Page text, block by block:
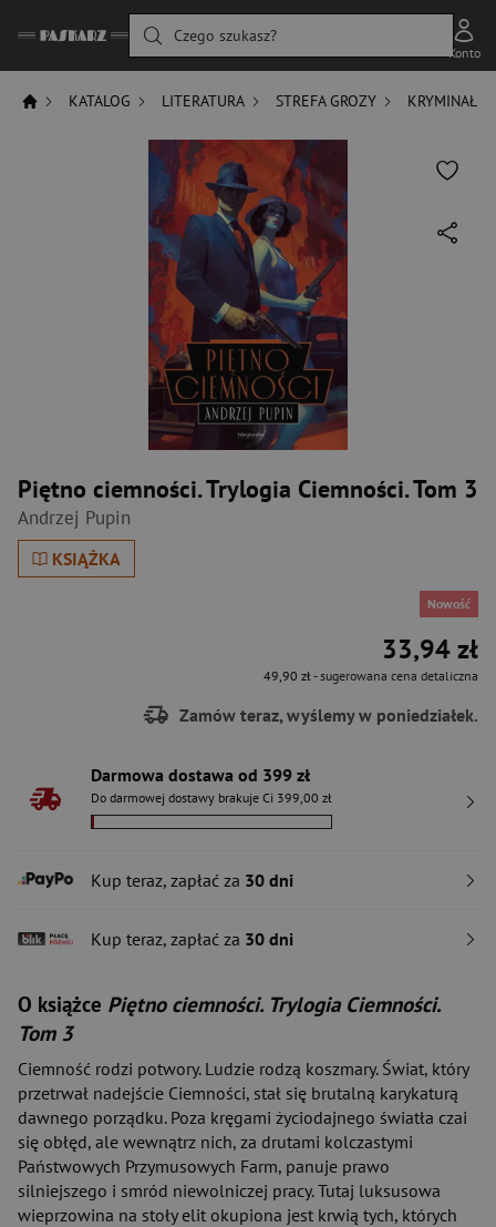
Czego szukasz?
Konto
KATALOG LITERATURA STREFA GROZY KRYMINAŁ
Piętno ciemności. Trylogia Ciemności. Tom 3
Andrzej Pupin
KSIĄŻKA
Nowość
33,94 zł
49,90 zł- sugerowana cena detaliczna
Zamów teraz, wyślemy w poniedziałek.
Darmowa dostawa od 399 zł
Do darmowej dostawy brakuje Ci 399,00 zł
Kup teraz, zapłać za 30 dni
Kup teraz, zapłać za 30 dni
O książce Piętno ciemności. Trylogia Ciemności.
Tom 3
Ciemność rodzi potwory. Ludzie rodzą koszmary. Świat, który
przetrwał nadejście Ciemności, stał się brutalną karykaturą
dawnego porządku. Poza kręgami życiodajnego światła czai
się obłęd, ale wewnątrz nich, za drutami kolczastymi
Państwowych Przymusowych Farm, panuje prawo
silniejszego i smród niewolniczej pracy. Tutaj luksusowa
wieprzowina na stoły elit okupiona jest krwią tych, których